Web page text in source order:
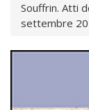
Souffrin. Atti
settembre